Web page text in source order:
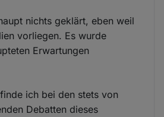
nichts geklärt, eben weil
vorliegen. Es wurde
Erwartungen
ich bei den stets von
Debatten dieses